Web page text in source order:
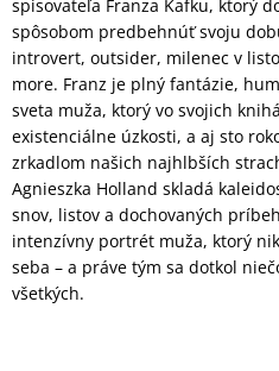
spisovateľa Franza Kafku, ktorý
spôsobom predbehnúť svoju
introvert, outsider, milenec v
more. Franz je plný fantázie,
sveta muža, ktorý vo svojich
existenciálne úzkosti, a aj sto
zrkadlom našich najhlbších
Agnieszka Holland skladá
snov, listov a dochovaných
intenzívny portrét muža, ktorý
seba – a práve tým sa dotkol
všetkých.